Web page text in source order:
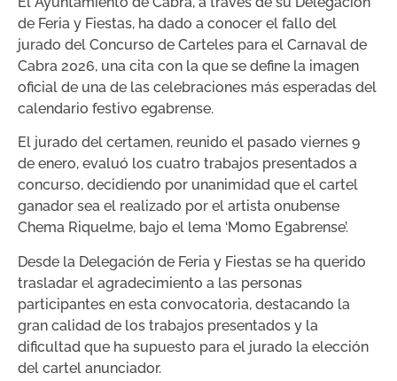
de Feria y Fiestas, ha dado a conocer el fallo del
jurado del Concurso de Carteles para el Carnaval de
Cabra 2026, una cita con la que se define la imagen
oficial de una de las celebraciones más esperadas del
calendario festivo egabrense.
El jurado del certamen, reunido el pasado viernes 9
de enero, evaluó los cuatro trabajos presentados a
concurso, decidiendo por unanimidad que el cartel
ganador sea el realizado por el artista onubense
Chema Riquelme, bajo el lema ‘Momo Egabrense’.
Desde la Delegación de Feria y Fiestas se ha querido
trasladar el agradecimiento a las personas
participantes en esta convocatoria, destacando la
gran calidad de los trabajos presentados y la
dificultad que ha supuesto para el jurado la elección
del cartel anunciador.